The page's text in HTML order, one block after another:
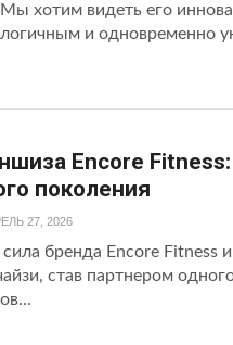
хотим видеть его
и одновременно
Encore
поколения
27, 2026
сила бренда Encore Fitness
став партнером